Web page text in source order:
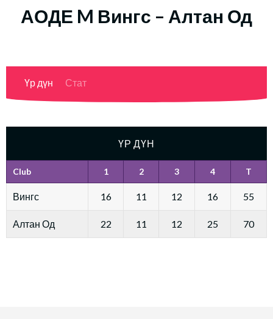
АОДЕ M Вингс – Алтан Од
Үр дүн Стат
ҮР ДҮН
Club 1 2 3 4 T
Вингс 16 11 12 16 55
Алтан Од 22 11 12 25 70